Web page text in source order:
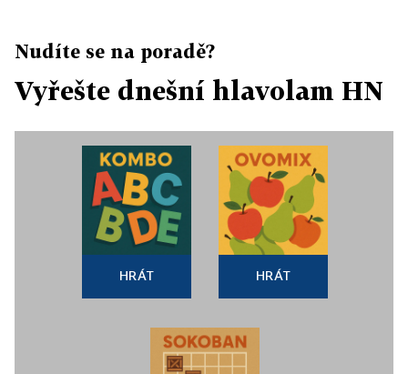
Nudíte se na poradě?
Vyřešte dnešní hlavolam HN
HRÁT HRÁT